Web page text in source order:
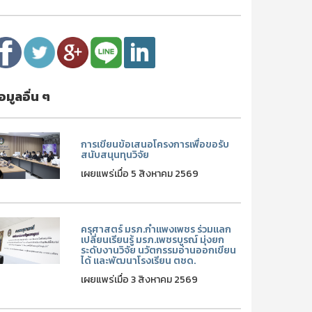
มูลอื่น ๆ
การเขียนข้อเสนอโครงการเพื่อขอรับ
สนับสนุนทุนวิจัย
เผยแพร่เมื่อ 5 สิงหาคม 2569
ครุศาสตร์ มรภ.กำแพงเพชร ร่วมแลก
เปลี่ยนเรียนรู้ มรภ.เพชรบูรณ์ มุ่งยก
ระดับงานวิจัย นวัตกรรมอ่านออกเขียน
ได้ และพัฒนาโรงเรียน ตชด.
เผยแพร่เมื่อ 3 สิงหาคม 2569